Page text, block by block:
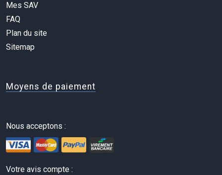
Mes SAV
FAQ
Plan du site
Sitemap
Moyens de paiement
Nous acceptons :
Votre avis compte :